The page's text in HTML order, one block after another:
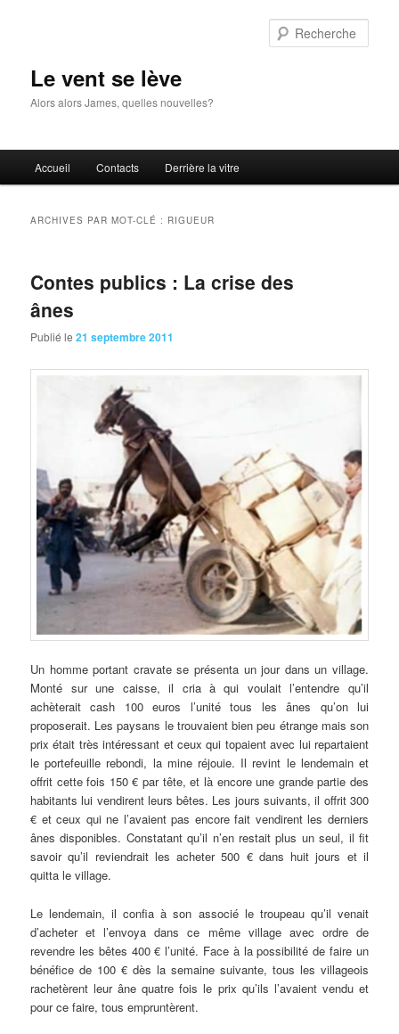
Le vent se lève
Alors alors James, quelles nouvelles?
principal
Accueil Contacts Derrière la vitre
ARCHIVES PAR MOT-CLÉ : RIGUEUR
Contes publics : La crise des
ânes
Publié le21 septembre 2011
Un homme portant cravate se présenta un jour dans un village.
Monté sur une caisse, il cria à qui voulait l’entendre qu’il
achèterait cash 100 euros l’unité tous les ânes qu’on lui
proposerait. Les paysans le trouvaient bien peu étrange mais son
prix était très intéressant et ceux qui topaient avec lui repartaient
le portefeuille rebondi, la mine réjouie. Il revint le lendemain et
offrit cette fois 150 € par tête, et là encore une grande partie des
habitants lui vendirent leurs bêtes. Les jours suivants, il offrit 300
€ et ceux qui ne l’avaient pas encore fait vendirent les derniers
ânes disponibles. Constatant qu’il n’en restait plus un seul, il fit
savoir qu’il reviendrait les acheter 500 € dans huit jours et il
quitta le village.
Le lendemain, il confia à son associé le troupeau qu’il venait
d’acheter et l’envoya dans ce même village avec ordre de
revendre les bêtes 400 € l’unité. Face à la possibilité de faire un
bénéfice de 100 € dès la semaine suivante, tous les villageois
rachetèrent leur âne quatre fois le prix qu’ils l’avaient vendu et
pour ce faire, tous empruntèrent.